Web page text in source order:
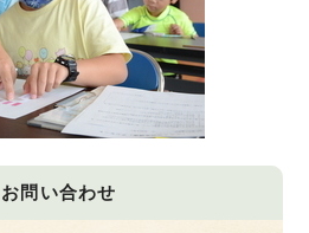
お問い合わせ